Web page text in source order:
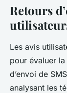
Retours
Les avis
pour évaluer
d’envoi de
analysant les